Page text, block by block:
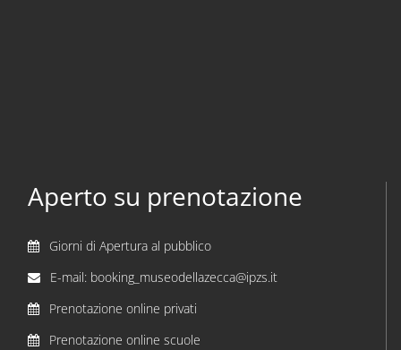
Aperto su prenotazione
Giorni di Apertura al pubblico
E-mail: booking_museodellazecca@ipzs.it
Prenotazione online privati
Prenotazione online scuole